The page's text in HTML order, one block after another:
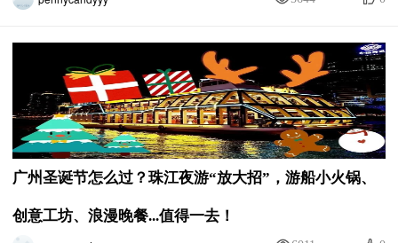
广州圣诞节怎么过？珠江夜游“放大招”，游船小火锅、
创意工坊、浪漫晚餐...值得一去！